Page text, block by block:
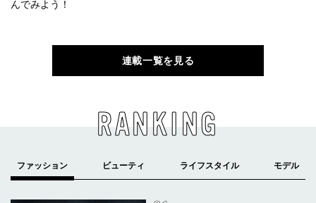
んでみよう！
連載一覧を見る
RANKING